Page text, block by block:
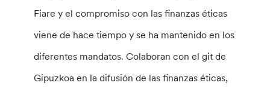
Fiare y el compromiso con las finanzas éticas
viene de hace tiempo y se ha mantenido en los
diferentes mandatos. Colaboran con el git de
Gipuzkoa en la difusión de las finanzas éticas,